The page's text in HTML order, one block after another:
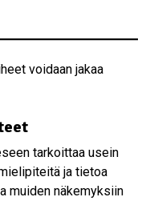
voidaan jakaa
tarkoittaa usein
ja tietoa
muiden näkemyksiin